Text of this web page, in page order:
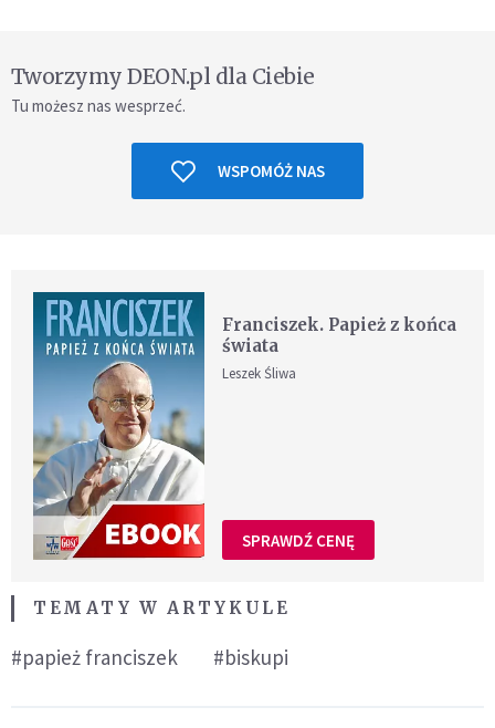
Tworzymy DEON.pl dla Ciebie
Tu możesz nas wesprzeć.
WSPOMÓŻ NAS
Franciszek. Papież z końca
świata
Leszek Śliwa
SPRAWDŹ CENĘ
TEMATY W ARTYKULE
#papież franciszek #biskupi